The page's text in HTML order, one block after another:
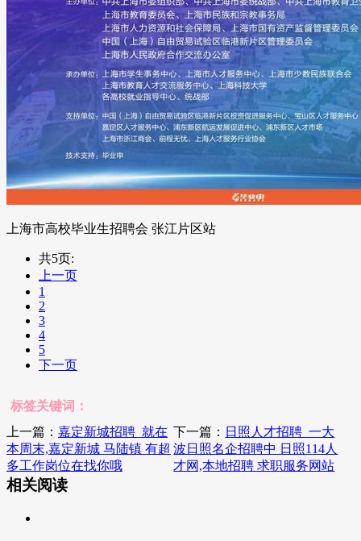
上海市高校毕业生招聘会 张江片区站
共5页:
上一页
1
2
3
4
5
下一页
标签关键词：
上一篇： 嘉定新城招聘_就在
本周末,嘉定新城 马陆镇 有超
多工作岗位在找你哦
下一篇： 日照人才招聘_一大
波日照名企招聘中 日照114人
才网,本地招聘 求职服务网站
相关阅读